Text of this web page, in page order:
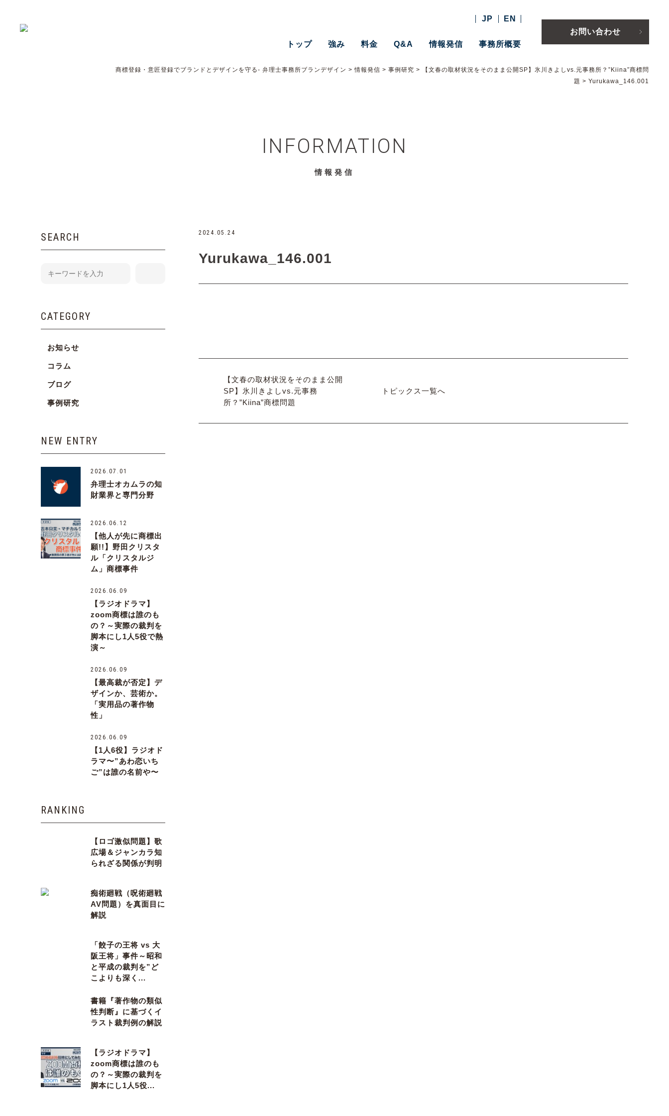
JP EN
トップ 強み 料金 Q&A 情報発信 事務所概要
お問い合わせ
商標登録・意匠登録でブランドとデザインを守る- 弁理士事務所ブランデザイン >情報発信 > 事例研究 >
【文春の取材状況をそのまま公開SP】氷川きよしvs.元事務所？”Kiina”商標問
題 > Yurukawa_146.001
INFORMATION
情報発信
2024.05.24
Yurukawa_146.001
【文春の取材状況をそのまま公開
SP】氷川きよしvs.元事務
所？”Kiina”商標問題
トピックス一覧へ
SEARCH
CATEGORY
お知らせ
コラム
ブログ
事例研究
NEW ENTRY
2026.07.01
弁理士オカムラの知
財業界と専門分野
2026.06.12
【他人が先に商標出
願!!】野田クリスタ
ル「クリスタルジ
ム」商標事件
2026.06.09
【ラジオドラマ】
zoom商標は誰のも
の？～実際の裁判を
脚本にし1人5役で熱
演～
2026.06.09
【最高裁が否定】デ
ザインか、芸術か。
「実用品の著作物
性」
2026.06.09
【1人6役】ラジオド
ラマ〜”あわ恋いち
ご”は誰の名前や〜
RANKING
【ロゴ激似問題】歌
広場＆ジャンカラ知
られざる関係が判明
痴術廻戦（呪術廻戦
AV問題）を真面目に
解説
「餃子の王将 vs 大
阪王将」事件～昭和
と平成の裁判を”ど
こよりも深く...
書籍『著作物の類似
性判断』に基づくイ
ラスト裁判例の解説
【ラジオドラマ】
zoom商標は誰のも
の？～実際の裁判を
脚本にし1人5役...